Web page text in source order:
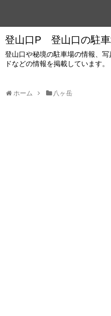
登山口P 登山口の駐車
登山口や秘境の駐車場の情報、
ドなどの情報を掲載しています。
ホーム 八ヶ岳